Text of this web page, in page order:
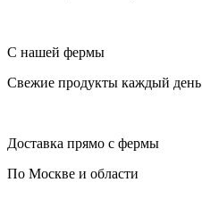
С нашей фермы
Свежие продукты каждый день
Доставка прямо с фермы
По Москве и области